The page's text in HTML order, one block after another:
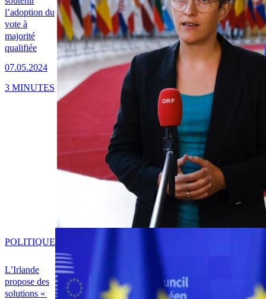
l’adoption du
vote à
majorité
qualifiée
07.05.2024
3 MINUTES
L’Irlande
propose des
solutions «
POLITIQUE